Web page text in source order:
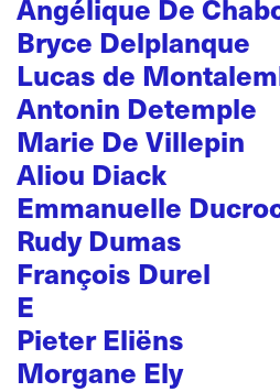
Angélique De
Bryce Delplanque
Lucas de
Antonin Detemple
Marie De Villepin
Aliou Diack
Emmanuelle
Rudy Dumas
François Durel
E
Pieter Eliëns
Morgane Ely